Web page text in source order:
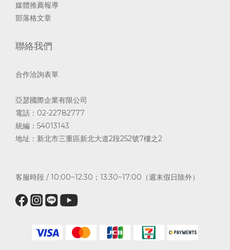
媒體推薦報導
部落格文章
聯絡我們
合作洽詢表單
亞瑟國際企業有限公司
電話：02-22782777
統編：54013143
地址：新北市三重區新北大道2段252號7樓之2
客服時段 / 10:00~12:30；13:30~17:00（週末假日除外）